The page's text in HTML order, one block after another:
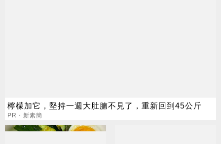
檸檬加它，堅持一週大肚腩不見了，重新回到45公斤
PR・新素簡